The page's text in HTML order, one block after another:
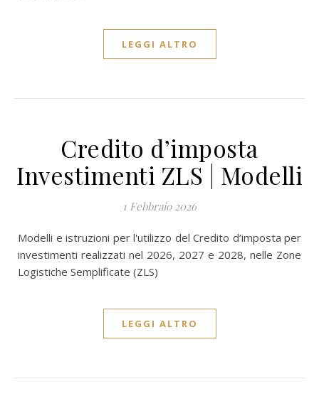
LEGGI ALTRO
Credito d’imposta
Investimenti ZLS | Modelli
1 Febbraio 2026
Modelli e istruzioni per l'utilizzo del Credito d’imposta per
investimenti realizzati nel 2026, 2027 e 2028, nelle Zone
Logistiche Semplificate (ZLS)
LEGGI ALTRO